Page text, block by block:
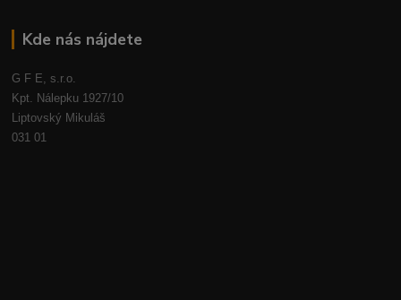
Kde nás nájdete
G F E, s.r.o.
Kpt. Nálepku 1927/10
Liptovský Mikuláš
031 01